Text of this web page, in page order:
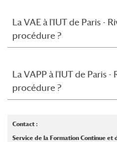
La VAE à l'IUT de Paris -
procédure ?
La VAPP à l'IUT de Paris -
procédure ?
Contact :
Service de la Formation Continue et